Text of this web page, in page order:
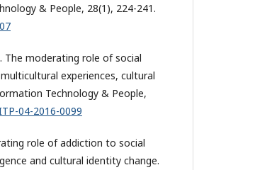
& People, 28(1), 224-241.
The moderating role of social
experiences, cultural
Technology & People,
04-2016-0099
role of addiction to social
and cultural identity change.